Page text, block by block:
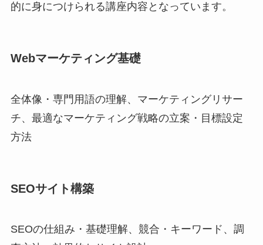
的に身につけられる講座内容となっています。
Webマーケティング基礎
全体像・専門用語の理解、マーケティングリサー
チ、最適なマーケティング戦略の立案・目標設定
方法
SEOサイト構築
SEOの仕組み・基礎理解、競合・キーワード、調